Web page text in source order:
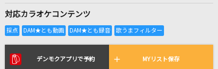
全国りれき
リアルタイムで歌われている曲の一覧
対応カラオケコンテンツ
デンモクアプリで予約 MYリスト保存